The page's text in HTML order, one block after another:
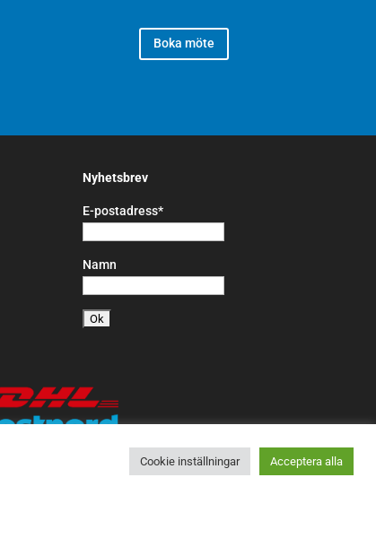
Boka möte
Nyhetsbrev
E-postadress*
Namn
Cookie inställningar Acceptera alla